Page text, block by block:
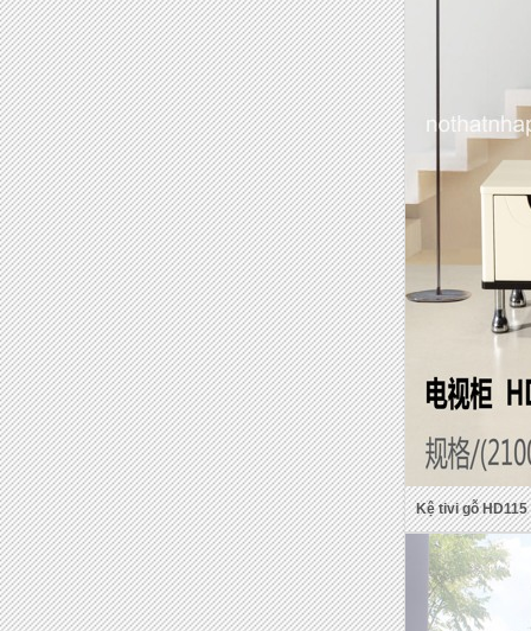
Kệ tivi gỗ HD115